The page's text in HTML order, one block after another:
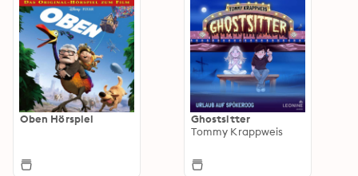
Oben Hörspiel
Ghostsitter
Tommy Krappweis